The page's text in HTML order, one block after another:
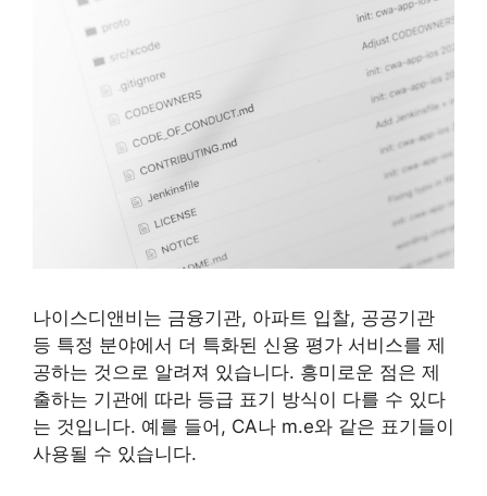
나이스디앤비는 금융기관, 아파트 입찰, 공공기관
등 특정 분야에서 더 특화된 신용 평가 서비스를 제
공하는 것으로 알려져 있습니다. 흥미로운 점은 제
출하는 기관에 따라 등급 표기 방식이 다를 수 있다
는 것입니다. 예를 들어, CA나 m.e와 같은 표기들이
사용될 수 있습니다.